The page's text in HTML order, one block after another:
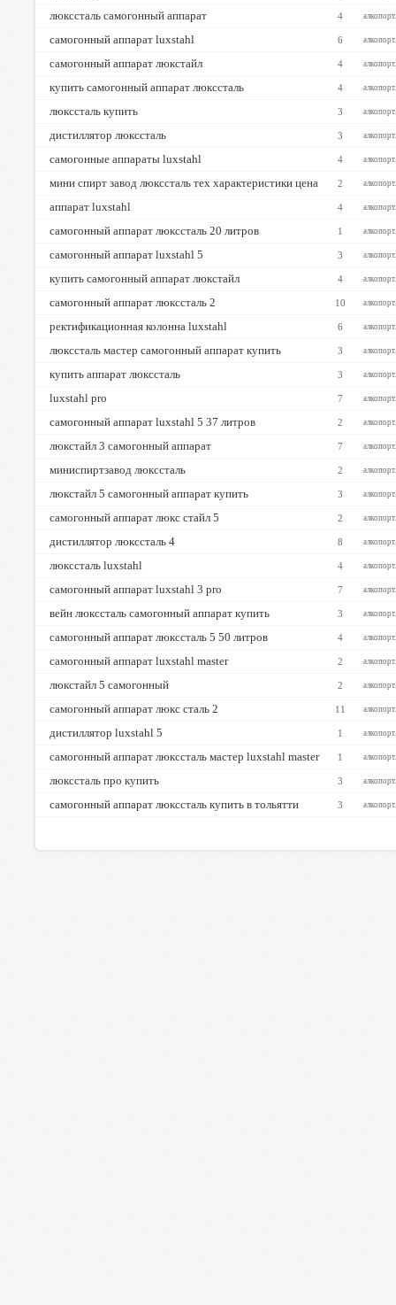
люкссталь самогонный аппарат 4
самогонный аппарат luxstahl 6
самогонный аппарат люкстайл 4
купить самогонный аппарат люкссталь 4
люкссталь купить 3
дистиллятор люкссталь 3
самогонные аппараты luxstahl 4
мини спирт завод люкссталь тех характеристики цена 2
аппарат luxstahl 4
самогонный аппарат люкссталь 20 литров 1
самогонный аппарат luxstahl 5 3
купить самогонный аппарат люкстайл 4
самогонный аппарат люкссталь 2 10
ректификационная колонна luxstahl 6
люкссталь мастер самогонный аппарат купить 3
купить аппарат люкссталь 3
luxstahl pro 7
самогонный аппарат luxstahl 5 37 литров 2
люкстайл 3 самогонный аппарат 7
миниспиртзавод люкссталь 2
люкстайл 5 самогонный аппарат купить 3
самогонный аппарат люкс стайл 5 2
дистиллятор люкссталь 4 8
люкссталь luxstahl 4
самогонный аппарат luxstahl 3 pro 7
вейн люкссталь самогонный аппарат купить 3
самогонный аппарат люкссталь 5 50 литров 4
самогонный аппарат luxstahl master 2
люкстайл 5 самогонный 2
самогонный аппарат люкс сталь 2 11
дистиллятор luxstahl 5 1
самогонный аппарат люкссталь мастер luxstahl master 1
люкссталь про купить 3
самогонный аппарат люкссталь купить в тольятти 3